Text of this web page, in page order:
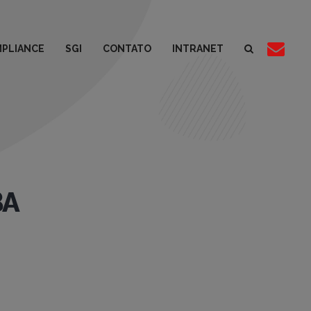
SGI CONTATO INTRANET